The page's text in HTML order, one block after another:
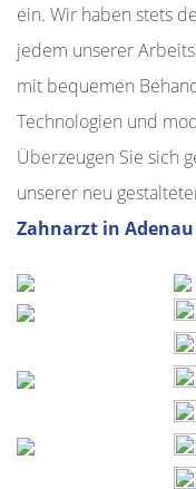
ein. Wir haben stets
jedem unserer
mit bequemen
Technologien und
Überzeugen Sie sich
unserer neu
Zahnarzt in Adenau